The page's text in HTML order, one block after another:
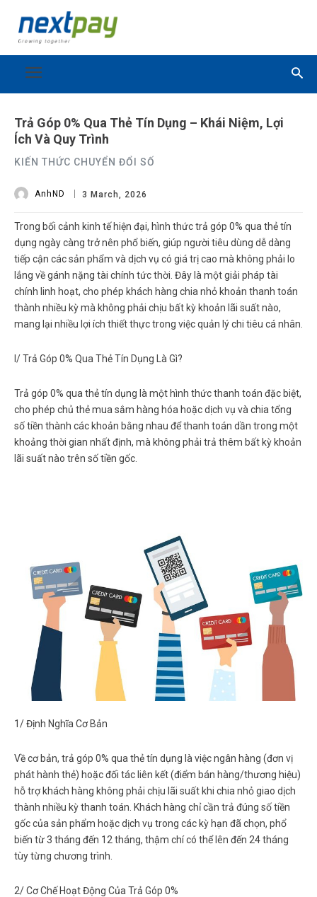
Trả Góp 0% Qua Thẻ Tín Dụng – Khái Niệm, Lợi
Ích Và Quy Trình
KIẾN THỨC CHUYỂN ĐỔI SỐ
AnhND 3 March, 2026
Trong bối cảnh kinh tế hiện đại, hình thứctrả góp 0% qua thẻ tín
dụng ngày càng trở nên phổ biến, giúp người tiêu dùng dễ dàng
tiếp cận các sản phẩm và dịch vụ có giá trị cao mà không phải lo
lắng về gánh nặng tài chính tức thời. Đây là một giải pháp tài
chính linh hoạt, cho phép khách hàng chia nhỏ khoản thanh toán
thành nhiều kỳ mà không phải chịu bất kỳ khoản lãi suất nào,
mang lại nhiều lợi ích thiết thực trong việc quản lý chi tiêu cá nhân.
I/ Trả Góp 0% Qua Thẻ Tín Dụng Là Gì?
Trả góp 0% qua thẻ tín dụng là một hình thức thanh toán đặc biệt,
cho phép chủ thẻ mua sắm hàng hóa hoặc dịch vụ và chia tổng
số tiền thành các khoản bằng nhau để thanh toán dần trong một
khoảng thời gian nhất định, mà không phải trả thêm bất kỳ khoản
lãi suất nào trên số tiền gốc.
1/ Định Nghĩa Cơ Bản
Về cơ bản, trả góp 0% qua thẻ tín dụng là việc ngân hàng (đơn vị
phát hành thẻ) hoặc đối tác liên kết (điểm bán hàng/thương hiệu)
hỗ trợ khách hàng không phải chịu lãi suất khi chia nhỏ giao dịch
thành nhiều kỳ thanh toán. Khách hàng chỉ cần trả đúng số tiền
gốc của sản phẩm hoặc dịch vụ trong các kỳ hạn đã chọn, phổ
biến từ 3 tháng đến 12 tháng, thậm chí có thể lên đến 24 tháng
tùy từng chương trình.
2/ Cơ Chế Hoạt Động Của Trả Góp 0%